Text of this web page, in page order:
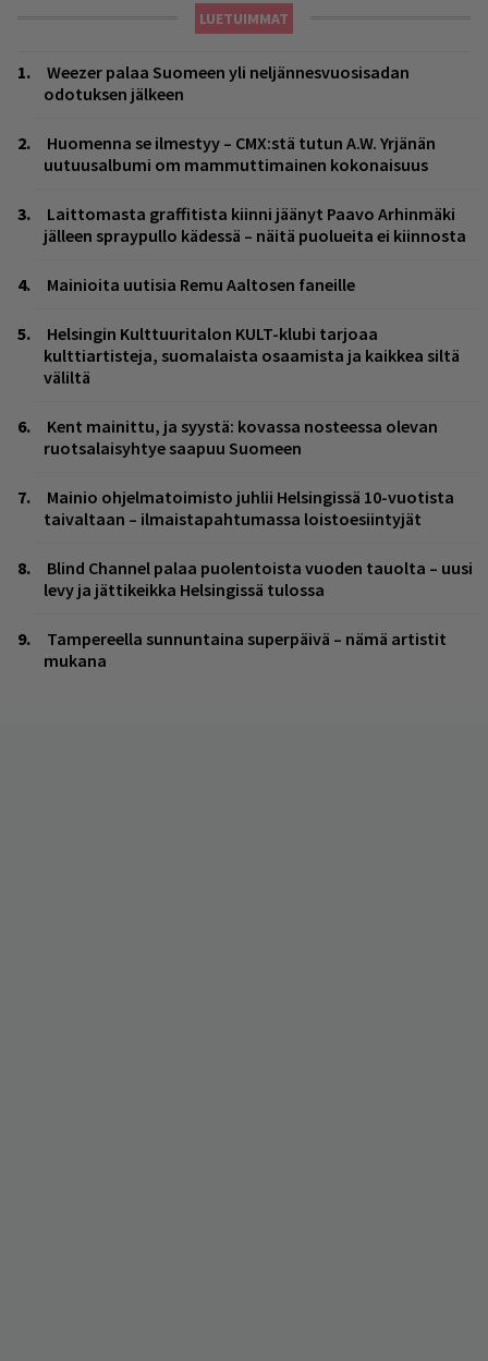
LUETUIMMAT
Weezer palaa Suomeen yli neljännesvuosisadan
odotuksen jälkeen
Huomenna se ilmestyy – CMX:stä tutun A.W. Yrjänän
uutuusalbumi om mammuttimainen kokonaisuus
Laittomasta graffitista kiinni jäänyt Paavo Arhinmäki
jälleen spraypullo kädessä – näitä puolueita ei kiinnosta
Mainioita uutisia Remu Aaltosen faneille
Helsingin Kulttuuritalon KULT-klubi tarjoaa
kulttiartisteja, suomalaista osaamista ja kaikkea siltä
väliltä
Kent mainittu, ja syystä: kovassa nosteessa olevan
ruotsalaisyhtye saapuu Suomeen
Mainio ohjelmatoimisto juhlii Helsingissä 10-vuotista
taivaltaan – ilmaistapahtumassa loistoesiintyjät
Blind Channel palaa puolentoista vuoden tauolta – uusi
levy ja jättikeikka Helsingissä tulossa
Tampereella sunnuntaina superpäivä – nämä artistit
mukana